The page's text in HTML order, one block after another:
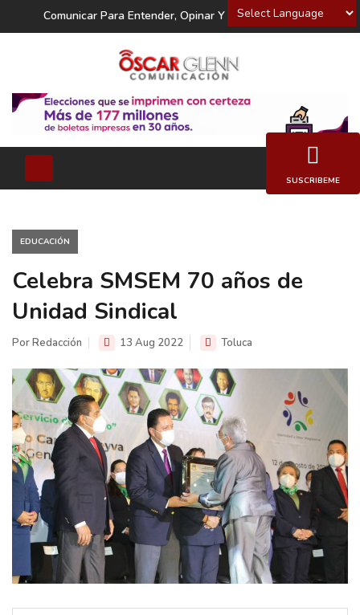
Powered by
Comunicar Para Entender, Opinar Y Decidir
EDUCACIÓN
Celebra SMSEM 70 años de
Unidad Sindical
Por Redacción 13 Aug 2022 Toluca
SUSCRIBEME